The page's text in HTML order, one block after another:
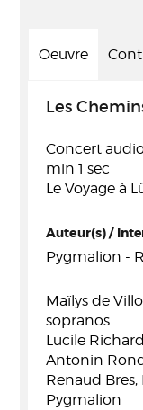
Oeuvre
Les
Concert
min 1 sec
Le Voyage à
Auteur(s) /
Pygmalion -
Maïlys de
sopranos
Lucile
Antonin
Renaud Bres,
Pygmalion